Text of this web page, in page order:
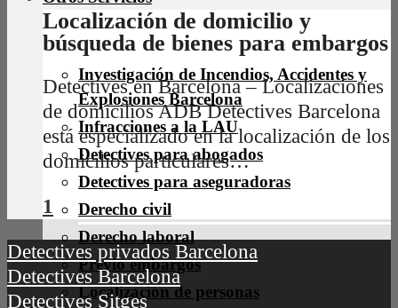
Investigación de Incendios, Accidentes y
Explosiones Barcelona
Infracciones a la LAU
Detectives para abogados
Detectives para aseguradoras
Derecho civil
Derecho laboral
Previo embargos
Localización de personas
Localización de domicilio y
búsqueda de bienes para embargos
Detectives en Barcelona – Localizaciones
de domicilios ADB Detectives Barcelona
está especializado en la localización de los
domicilios particulares…
1
Detectives privados Barcelona
Detectives Barcelona
Detectives Sitges